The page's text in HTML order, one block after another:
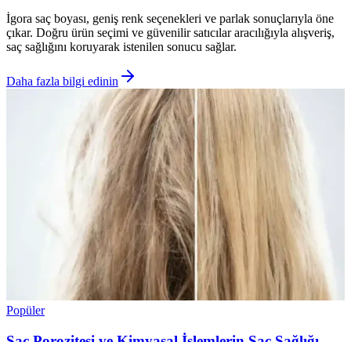
İgora saç boyası, geniş renk seçenekleri ve parlak sonuçlarıyla öne
çıkar. Doğru ürün seçimi ve güvenilir satıcılar aracılığıyla alışveriş,
saç sağlığını koruyarak istenilen sonucu sağlar.
Daha fazla bilgi edinin
Popüler